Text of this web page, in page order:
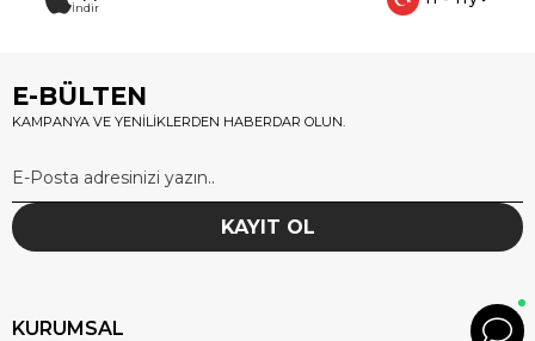
İndir
E-BÜLTEN
KAMPANYA VE YENİLİKLERDEN HABERDAR OLUN.
KAYIT OL
KURUMSAL